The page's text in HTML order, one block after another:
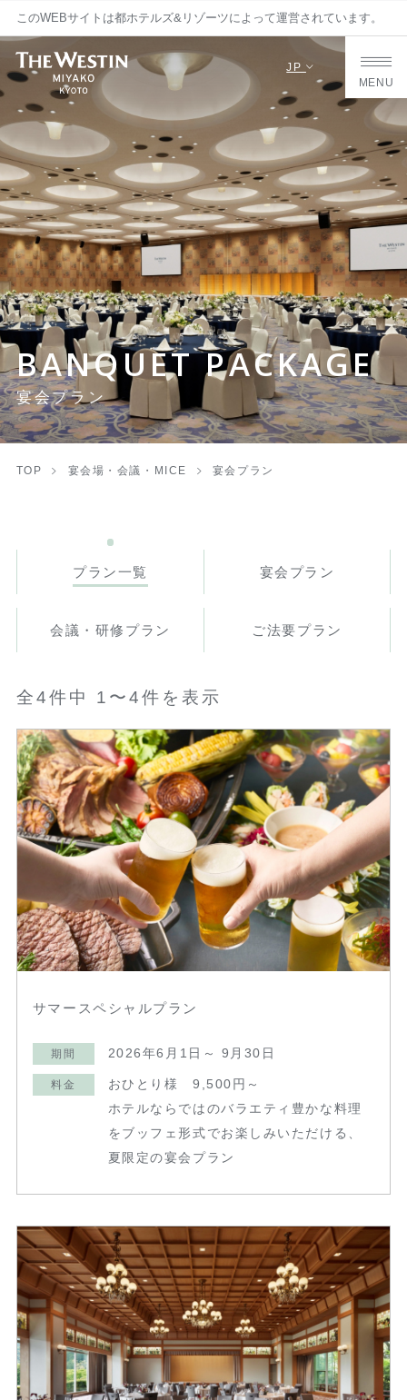
JP
MENU
BANQUET PACKAGE
宴会プラン
このWEBサイトは都ホテルズ&リゾーツによって運営されています。
TOP 宴会場・会議・MICE 宴会プラン
プラン一覧 宴会プラン
会議・研修プラン ご法要プラン
全4件中 1〜4件を表示
サマースペシャルプラン
期間 2026年6月1日～ 9月30日
料金
おひとり様 9,500円～
ホテルならではのバラエティ豊かな料理
をブッフェ形式でお楽しみいただける、
夏限定の宴会プラン